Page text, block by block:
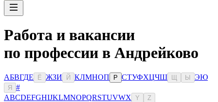
Работа и вакансии
по профессии в Андрейково
АБВГДЕ Ё ЖЗИ Й КЛМНОП Р СТУФХЦЧШ Ы ЭЮ
Я
#
ABCDEFGHIJKLMNOPQRSTUVWX Y Z